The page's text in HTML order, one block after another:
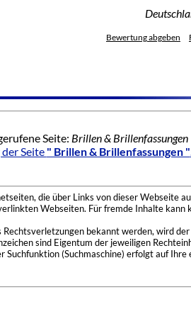
Bewertung abgeben
Seite: Brillen & Brillenfassungen
Seite " Brillen & Brillenfassungen "
die über Links von dieser Webseite
Webseiten. Für fremde Inhalte
bekannt werden, wird
sind Eigentum der jeweiligen
(Suchmaschine) erfolgt auf